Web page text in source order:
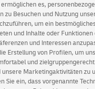
mehr verpassen!
Newsletter anmelden und
für eine
und Rabatt sichern
es,
zu Besuchen und Nutzung
um ein
und Inhalte oder Funktionen
und Interessen
Erstellung von Profilen, um
und
unsere Marketingaktivitäten zu
Sie ein, dass vorgenannte